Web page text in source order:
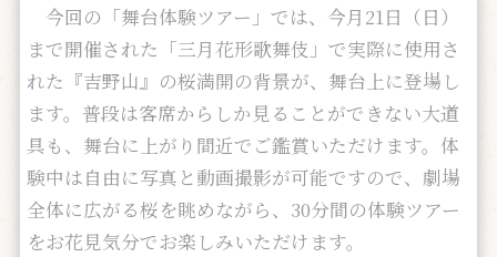
今回の「舞台体験ツアー」では、今月21日（日）
まで開催された「三月花形歌舞伎」で実際に使用さ
れた『吉野山』の桜満開の背景が、舞台上に登場し
ます。普段は客席からしか見ることができない大道
具も、舞台に上がり間近でご鑑賞いただけます。体
験中は自由に写真と動画撮影が可能ですので、劇場
全体に広がる桜を眺めながら、30分間の体験ツアー
をお花見気分でお楽しみいただけます。